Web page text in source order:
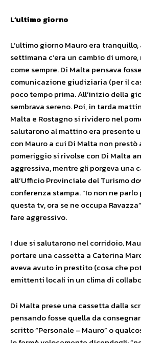
L’ultimo giorno
L’ultimo giorno Mauro era
settimana c’era un cambio di
come sempre. Di Malta pensava
comunicazione giudiziaria (per il
poco tempo prima. All’inizio della
sembrava sereno. Poi, in tarda
Malta e Rostagno si rividero nel
salutarono al mattino era presente
con Mauro a cui Di Malta non
pomeriggio si rivolse con Di Malta
aggressiva, mentre gli porgeva una
all’Ufficio Provinciale del Turismo
conferenza stampa. “Io non ne
questa tv, ora se ne occupa
fare aggressivo.
I due si salutarono nel corridoio.
portare una cassetta a Caterina
aveva avuto in prestito (cosa che
emittenti locali in un clima di
Di Malta prese una cassetta dalla
pensando fosse quella da
scritto “Personale – Mauro” o